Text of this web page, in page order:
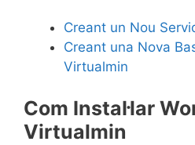
Creant un Nou
Creant una Nova
Virtualmin
Com Instal·lar
Virtualmin